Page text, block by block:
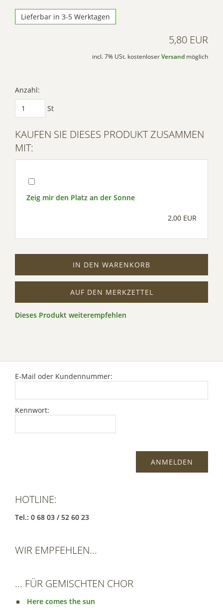
zu, um dieses Video
Powered by
Usercentrics Consent
Lieferbar in 3-5 Werktagen
5,80 EUR
incl. 7% USt. kostenloser Versand möglich
Anzahl:
St
KAUFEN SIE DIESES PRODUKT ZUSAMMEN
MIT:
Zeig mir den Platz an der Sonne
2,00 EUR
IN DEN WARENKORB
AUF DEN MERKZETTEL
Dieses Produkt weiterempfehlen
E-Mail oder Kundennummer:
Kennwort:
HOTLINE:
Tel.: 0 68 03 / 52 60 23
WIR EMPFEHLEN...
... FÜR GEMISCHTEN CHOR
Here comes the sun